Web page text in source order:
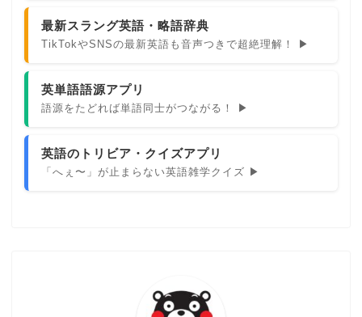
最新スラング英語・略語辞典
TikTokやSNSの最新英語も音声つきで超絶理解！ ▶
英単語語源アプリ
語源をたどれば単語同士がつながる！ ▶
英語のトリビア・クイズアプリ
「へぇ〜」が止まらない英語雑学クイズ ▶